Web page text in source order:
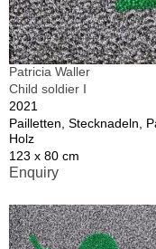
Patricia Waller
Child soldier I
2021
Pailletten, Stecknadeln,
Holz
123 x 80 cm
Enquiry